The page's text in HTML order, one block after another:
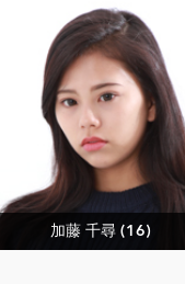
加藤 千尋 (16)